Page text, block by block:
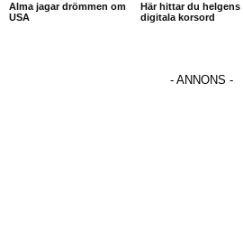
Alma jagar drömmen om
USA
Här hittar du helgens
digitala korsord